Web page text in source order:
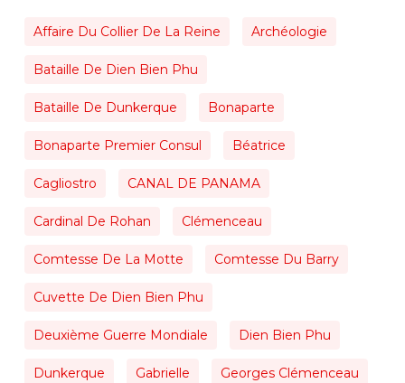
Affaire Du Collier De La Reine Archéologie
Bataille De Dien Bien Phu
Bataille De Dunkerque Bonaparte
Bonaparte Premier Consul Béatrice
Cagliostro CANAL DE PANAMA
Cardinal De Rohan Clémenceau
Comtesse De La Motte Comtesse Du Barry
Cuvette De Dien Bien Phu
Deuxième Guerre Mondiale Dien Bien Phu
Dunkerque Gabrielle Georges Clémenceau